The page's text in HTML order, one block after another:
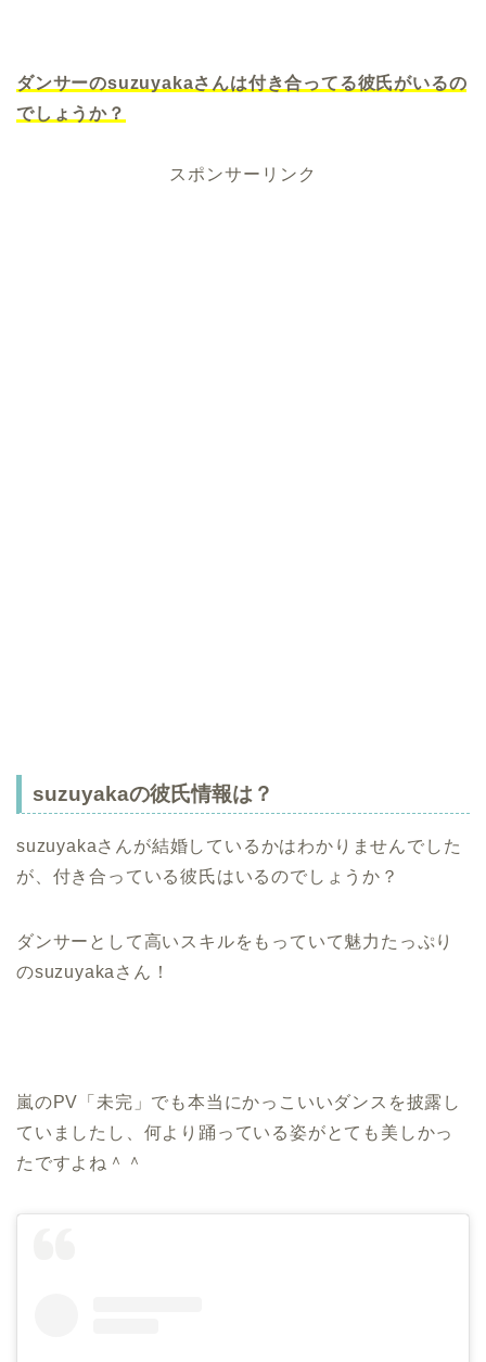
ダンサーのsuzuyakaさんは付き合ってる彼氏がいるの
でしょうか？
スポンサーリンク
suzuyakaの彼氏情報は？
suzuyakaさんが結婚しているかはわかりませんでした
が、付き合っている彼氏はいるのでしょうか？
ダンサーとして高いスキルをもっていて魅力たっぷり
のsuzuyakaさん！
嵐のPV「未完」でも本当にかっこいいダンスを披露し
ていましたし、何より踊っている姿がとても美しかっ
たですよね＾＾